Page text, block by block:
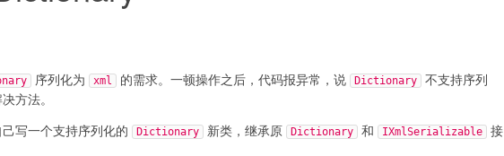
序列化为 xml 的需求。一顿操作之后，代码报异常，说 Dictionary
不支持序列
方法。
写一个支持序列化的
Dictionary 新类，继承原 Dictionary 和 IXmlSerializable
接